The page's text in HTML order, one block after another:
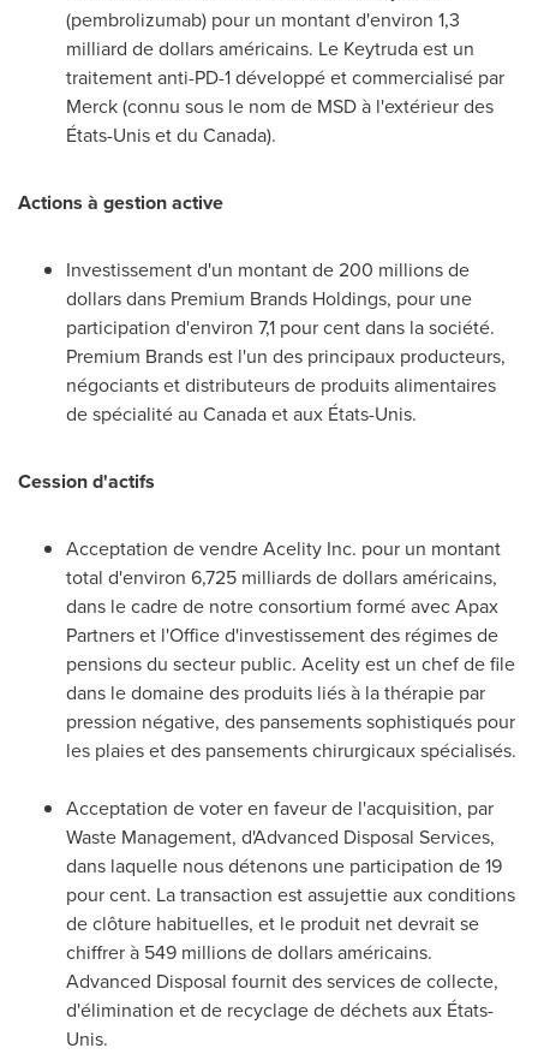
(pembrolizumab) pour un montant d'environ 1,3
milliard de dollars américains. Le Keytruda est un
traitement anti-PD-1 développé et commercialisé par
Merck (connu sous le nom de MSD à l'extérieur des
États-Unis et du Canada).
Actions à gestion active
Investissement d'un montant de 200 millions de
dollars dans Premium Brands Holdings, pour une
participation d'environ 7,1 pour cent dans la société.
Premium Brands est l'un des principaux producteurs,
négociants et distributeurs de produits alimentaires
de spécialité au Canadaet aux États-Unis.
Cession d'actifs
Acceptation de vendre Acelity Inc. pour un montant
total d'environ 6,725 milliards de dollars américains,
dans le cadre de notre consortium formé avec Apax
Partners et l'Office d'investissement des régimes de
pensions du secteur public. Acelity est un chef de file
dans le domaine des produits liés à la thérapie par
pression négative, des pansements sophistiqués pour
les plaies et des pansements chirurgicaux spécialisés.
Acceptation de voter en faveur de l'acquisition, par
Waste Management, d'Advanced Disposal Services,
dans laquelle nous détenons une participation de 19
pour cent. La transaction est assujettie aux conditions
de clôture habituelles, et le produit net devrait se
chiffrer à 549 millions de dollars américains.
Advanced Disposal fournit des services de collecte,
d'élimination et de recyclage de déchets aux États-
Unis.